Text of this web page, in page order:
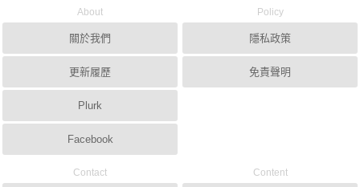
About
關於我們
更新履歷
Plurk
Facebook
Policy
隱私政策
免責聲明
Contact Content